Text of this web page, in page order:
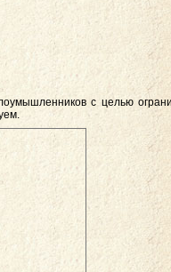
с целью